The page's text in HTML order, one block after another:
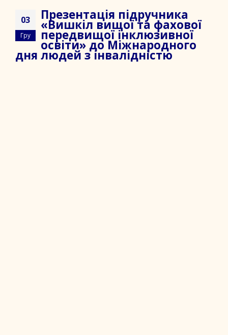
03
Гру
Презентація підручника
«Вишкіл вищої та фахової
передвищої інклюзивної
освіти» до Міжнародного
дня людей з інвалідністю